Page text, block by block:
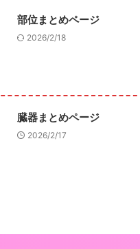
部位まとめページ
2026/2/18
臓器まとめページ
2026/2/17